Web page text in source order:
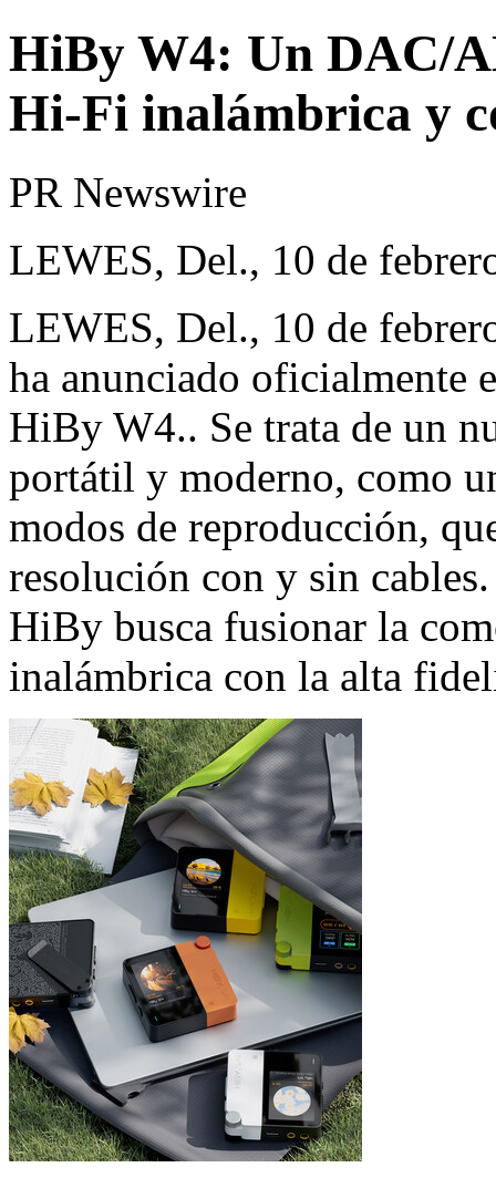
HiBy W4: Un DAC/
Hi-Fi inalámbrica y
PR Newswire
LEWES, Del., 10 de
LEWES, Del., 10 de
ha anunciado oficialmente
HiBy W4.. Se trata de un
portátil y moderno, como
modos de reproducción,
resolución con y sin
HiBy busca fusionar la
inalámbrica con la alta